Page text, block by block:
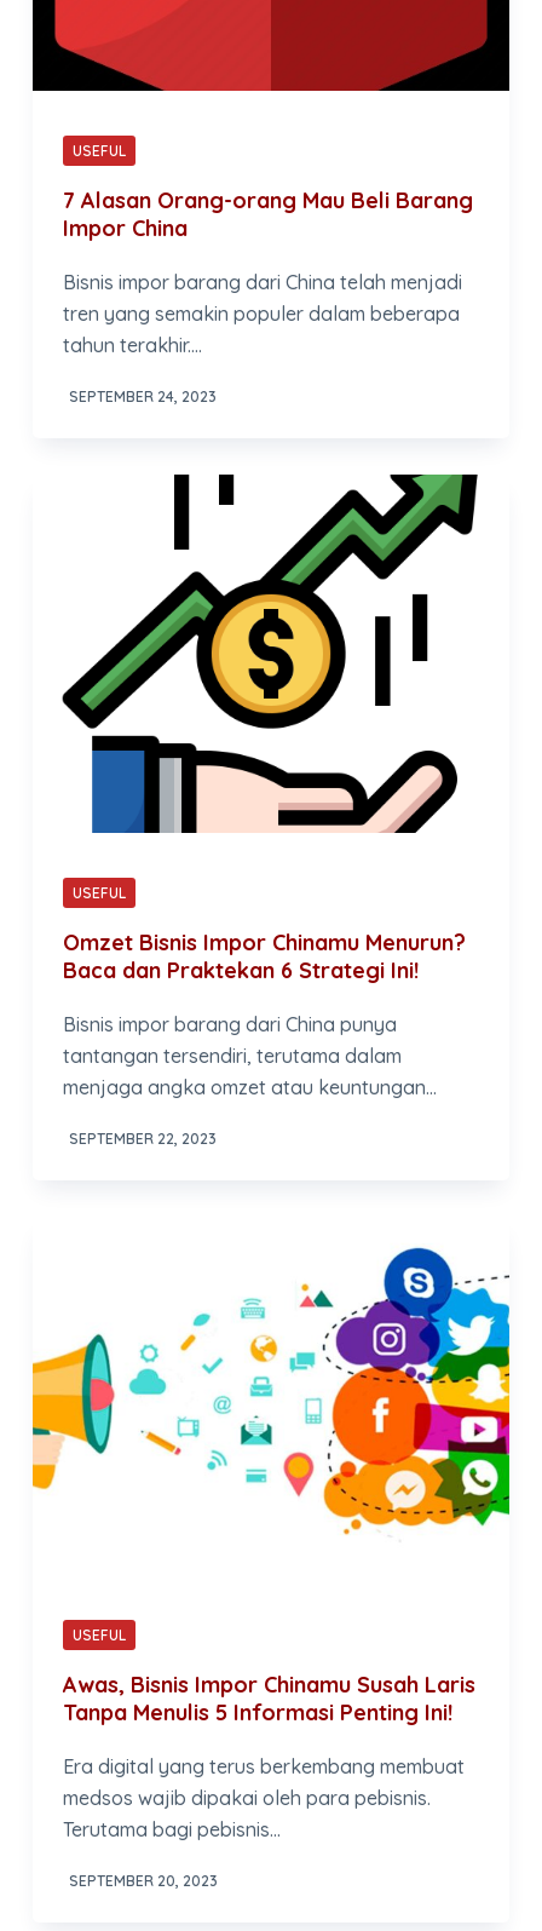
USEFUL
7 Alasan Orang-orang Mau Beli Barang
Impor China
Bisnis impor barang dari China telah menjadi
tren yang semakin populer dalam beberapa
tahun terakhir.…
SEPTEMBER 24, 2023
USEFUL
Omzet Bisnis Impor Chinamu Menurun?
Baca dan Praktekan 6 Strategi Ini!
Bisnis impor barang dari China punya
tantangan tersendiri, terutama dalam
menjaga angka omzet atau keuntungan…
SEPTEMBER 22, 2023
USEFUL
Awas, Bisnis Impor Chinamu Susah Laris
Tanpa Menulis 5 Informasi Penting Ini!
Era digital yang terus berkembang membuat
medsos wajib dipakai oleh para pebisnis.
Terutama bagi pebisnis…
SEPTEMBER 20, 2023